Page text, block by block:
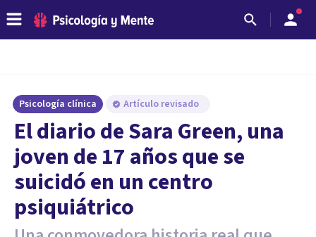
Psicología clínica Artículo revisado
​El diario de Sara Green, una
joven de 17 años que se
suicidó en un centro
psiquiátrico